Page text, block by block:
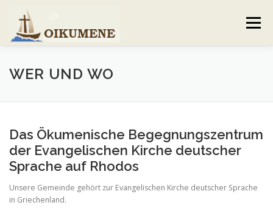
content
Menu
AKTUELLES VERANSTALTUNGEN
VERHALTENSKODEX
WER UND WO
Das Ökumenische Begegnungszentrum
der Evangelischen Kirche deutscher
Sprache auf Rhodos
Unsere Gemeinde gehört zur Evangelischen Kirche deutscher Sprache
in Griechenland.